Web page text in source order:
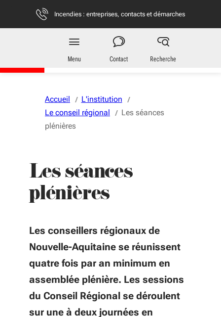
Vous naviguez en mode anonymisé,
Incendies : entreprises, contacts et démarches
Région
Nouvelle-Aquitaine
Menu Contact Recherche
Accueil
L'institution
Le conseil régional
Les séances
plénières
Les séances
plénières
Les conseillers régionaux de
Nouvelle-Aquitaine se réunissent
quatre fois par an minimum en
assemblée plénière. Les sessions
du Conseil Régional se déroulent
sur une à deux journées en